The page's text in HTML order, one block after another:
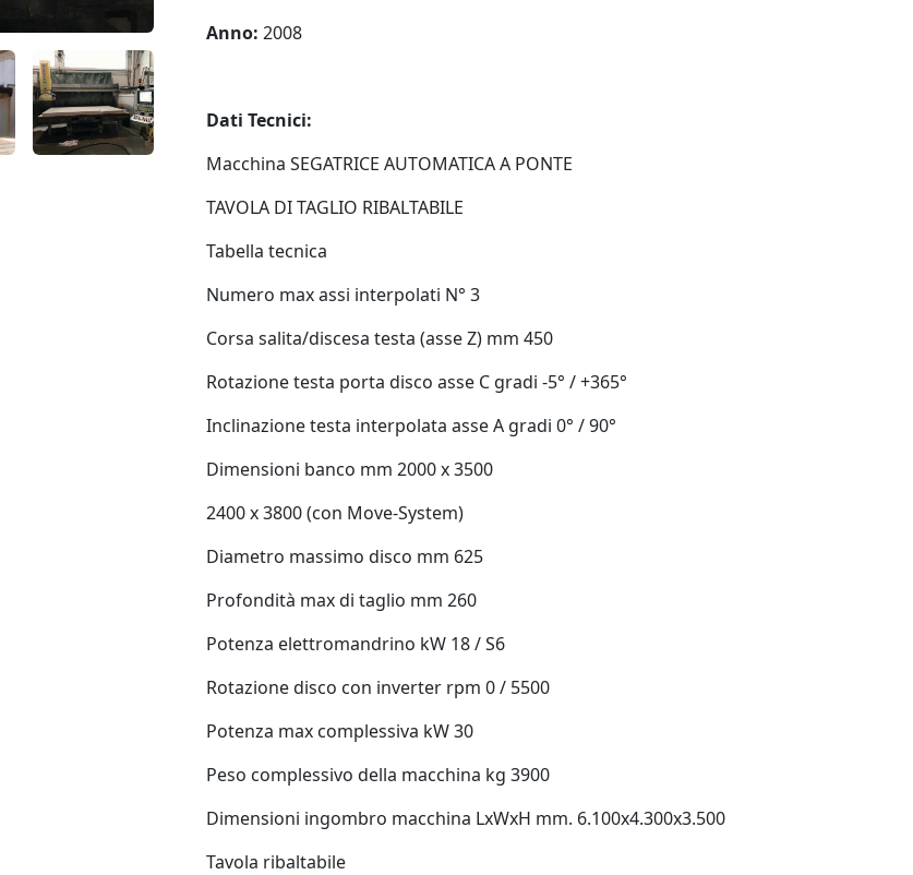
Anno: 2008
Dati Tecnici:
Macchina SEGATRICE AUTOMATICA A PONTE
TAVOLA DI TAGLIO RIBALTABILE
Tabella tecnica
Numero max assi interpolati N° 3
Corsa salita/discesa testa (asse Z) mm 450
Rotazione testa porta disco asse C gradi -5° / +365°
Inclinazione testa interpolata asse A gradi 0° / 90°
Dimensioni banco mm 2000 x 3500
2400 x 3800 (con Move-System)
Diametro massimo disco mm 625
Profondità max di taglio mm 260
Potenza elettromandrino kW 18 / S6
Rotazione disco con inverter rpm 0 / 5500
Potenza max complessiva kW 30
Peso complessivo della macchina kg 3900
Dimensioni ingombro macchina LxWxH mm. 6.100x4.300x3.500
Tavola ribaltabile